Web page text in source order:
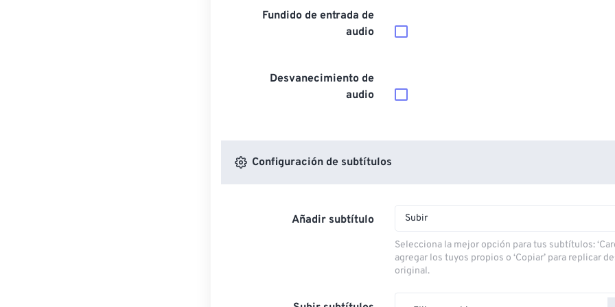
Fundido de entrada de
audio
Desvanecimiento de
audio
Configuración de subtítulos
Añadir subtítulo Subir
Selecciona la mejor opción para tus subtítulos:
agregar los tuyos propios o ‘Copiar’ para replicar
original.